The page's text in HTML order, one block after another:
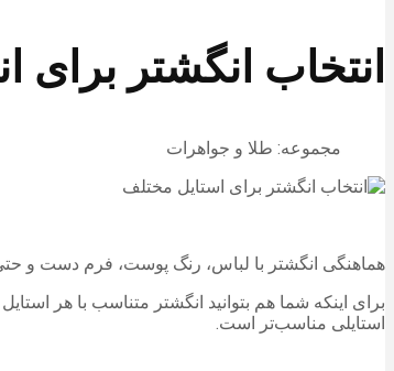
انتخاب انگشتر برای
مجموعه: طلا و جواهرات
هماهنگی انگشتر با لباس، رنگ پوست، فرم دست و
برای اینکه شما هم بتوانید انگشتر متناسب با هر
استایلی مناسب‌تر است.